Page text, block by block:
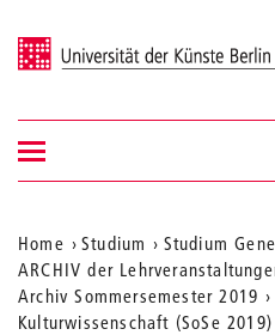
Universität der Künste Berlin
Navigation &
Suche
Navigation
ein-/ausblenden
Aktuelle
Position
auf
Home Studium
Studium
ARCHIV der
Archiv Sommersemester 2019
Kulturwissenschaft (SoSe 2019)